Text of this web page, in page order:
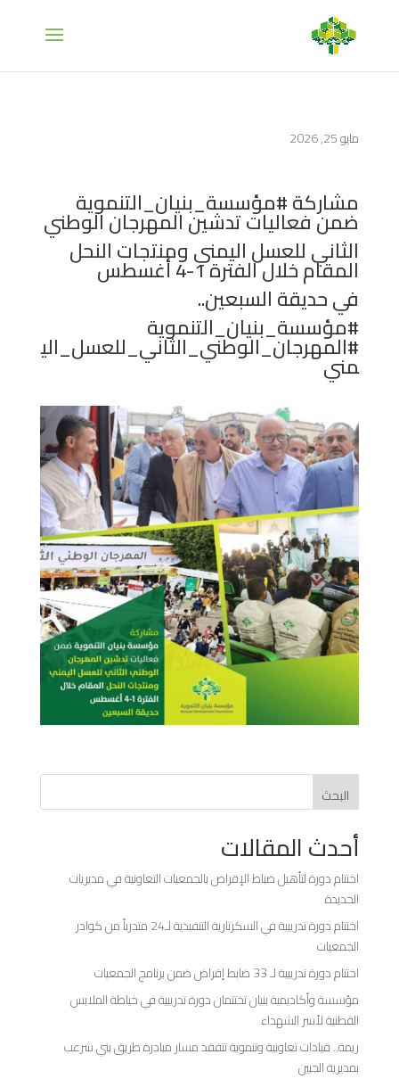
مايو 25, 2026
مشاركة #مؤسسة_بنيان_التنموية
ضمن فعاليات تدشين المهرجان الوطني
الثاني للعسل اليمني ومنتجات النحل
المقام خلال الفترة 1-4 أغسطس
في حديقة السبعين..
#مؤسسة_بنيان_التنموية
#المهرجان_الوطني_الثاني_للعسل_الي
مني
البحث
أحدث المقالات
اختتام دورة لتأهيل ضباط الإقراض بالجمعيات التعاونية في مديريات
الحديدة
اختتام دورة تدريبية في السكرتارية التنفيذية لـ24 متدرباً من كوادر
الجمعيات
اختتام دورة تدريبية لـ 33 ضابط إقراض ضمن برنامج الجمعيات
مؤسسة وأكاديمية بنيان تختتمان دورة تدريبية في خياطة الملابس
القطنية لأسر الشهداء
ريمة.. قيادات تعاونية وتنموية تتفقد مسار مبادرة طريق بني شرعب
بمديرية الجبين